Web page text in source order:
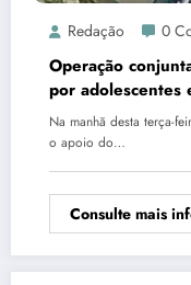
Redação 0
Operação
por adolescentes
Na manhã desta terça-
o apoio do…
Consulte mais